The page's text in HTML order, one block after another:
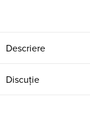
Descriere
Discuţie